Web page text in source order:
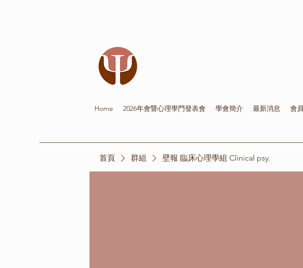
Home 2026年會暨心理學門發表會 學會簡介 最新消息 會
首頁 群組 壁報 臨床心理學組 Clinical psy.